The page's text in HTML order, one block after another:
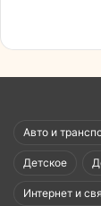
Авто и
Детское
Интернет и